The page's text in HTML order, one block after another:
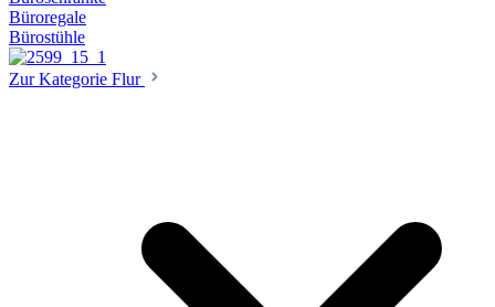
Büroregale
Bürostühle
Zur Kategorie Flur